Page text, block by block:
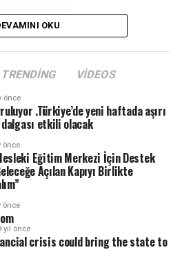
OKU
TRENDING VIDEOS
önce
.Türkiye’de yeni haftada aşırı
dalgası etkili olacak
önce
Eğitim Merkezi İçin Destek
Açılan Kapıyı Birlikte
önce
yıl önce
crisis could bring the state to